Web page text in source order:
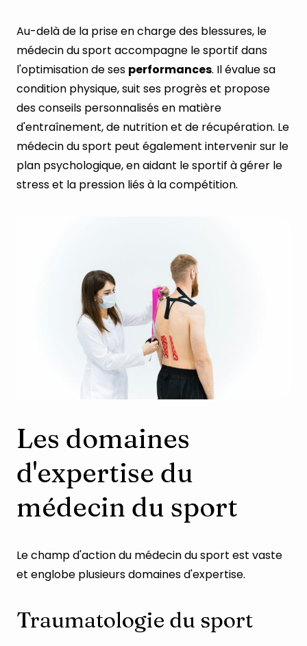
Au-delà de la prise en charge des blessures, le
médecin du sport accompagne le sportif dans
l'optimisation de ses performances. Il évalue sa
condition physique, suit ses progrès et propose
des conseils personnalisés en matière
d'entraînement, de nutrition et de récupération. Le
médecin du sport peut également intervenir sur le
plan psychologique, en aidant le sportif à gérer le
stress et la pression liés à la compétition.
Les domaines
d'expertise du
médecin du sport
Le champ d'action du médecin du sport est vaste
et englobe plusieurs domaines d'expertise.
Traumatologie du sport